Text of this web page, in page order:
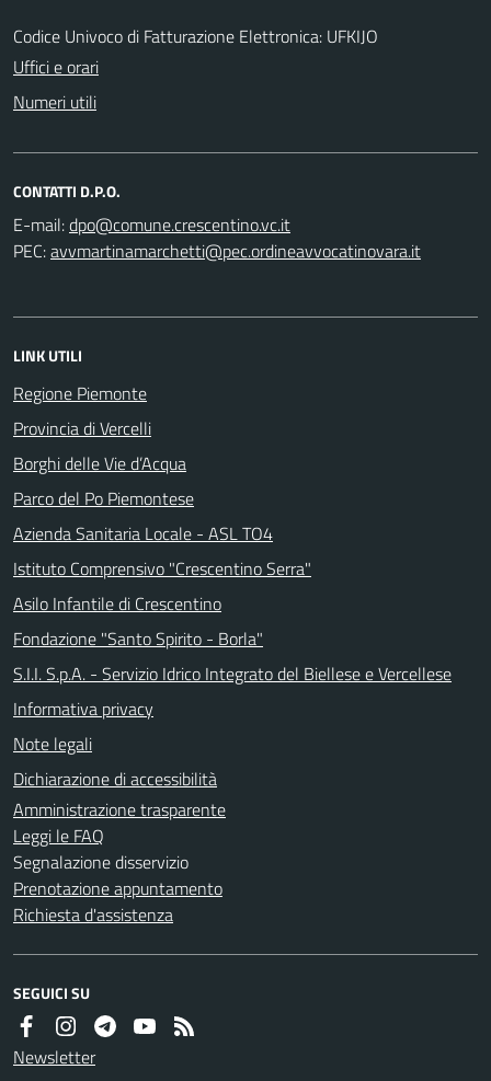
Codice Univoco di Fatturazione Elettronica: UFKIJO
Uffici e orari
Numeri utili
CONTATTI D.P.O.
E-mail:
PEC:
LINK UTILI
Regione Piemonte
Provincia di Vercelli
Borghi delle Vie d’Acqua
Parco del Po Piemontese
Azienda Sanitaria Locale - ASL TO4
Istituto Comprensivo "Crescentino Serra"
Asilo Infantile di Crescentino
Fondazione "Santo Spirito - Borla"
S.I.I. S.p.A. - Servizio Idrico Integrato del Biellese e Vercellese
Informativa privacy
Note legali
Dichiarazione di accessibilità
Amministrazione trasparente
Leggi le FAQ
Segnalazione disservizio
Prenotazione appuntamento
Richiesta d'assistenza
SEGUICI SU
Newsletter